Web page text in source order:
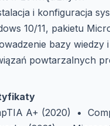
i konfiguracja
10/11, pakietu
bazy wiedzy
powtarzalnych
A+ (2020) •